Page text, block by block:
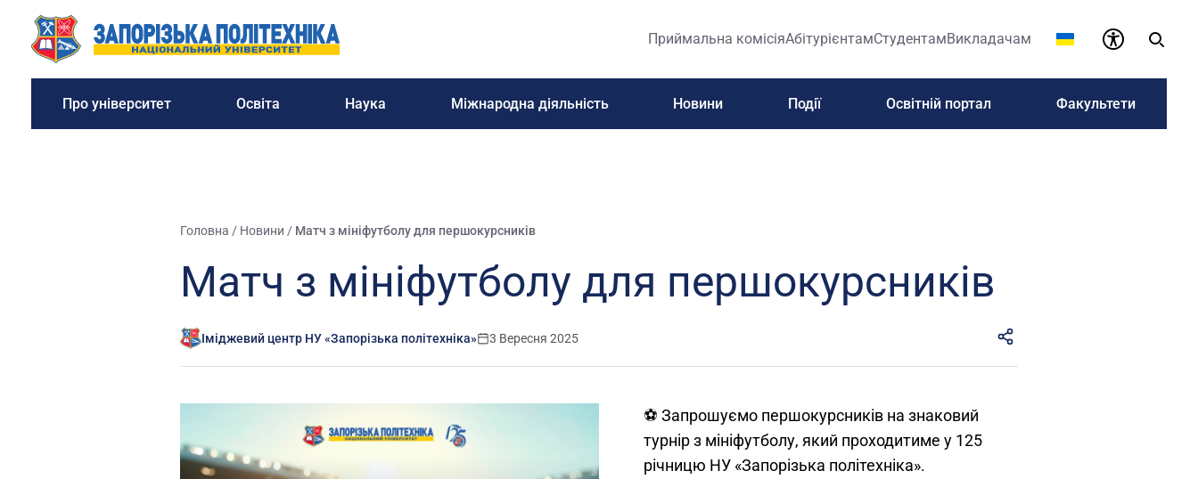
Приймальна комісіяАбітурієнтамСтудентамВикладачам
Про університет Освіта Наука Міжнародна діяльність Новини Події Освітній портал Факультети
Головна / Новини / Матч з мініфутболу для першокурсників
Матч з мініфутболу для першокурсників
Іміджевий центр НУ «Запорізька політехніка» 3 Вересня 2025
⚽️ Запрошуємо першокурсників на знаковий
турнір з мініфутболу, який проходитиме у 125
річницю НУ «Запорізька політехніка».